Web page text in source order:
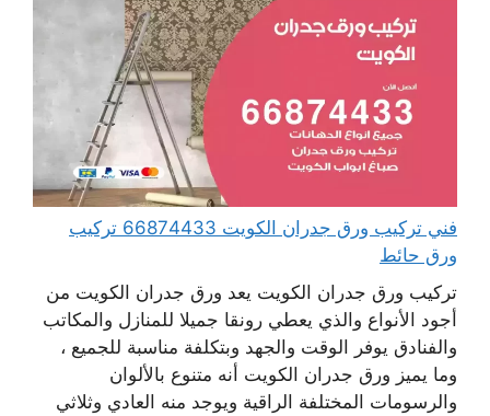
فني تركيب ورق جدران الكويت 66874433 تركيب
ورق حائط
تركيب ورق جدران الكويت يعد ورق جدران الكويت من
أجود الأنواع والذي يعطي رونقا جميلا للمنازل والمكاتب
والفنادق يوفر الوقت والجهد وبتكلفة مناسبة للجميع ،
وما يميز ورق جدران الكويت أنه متنوع بالألوان
والرسومات المختلفة الراقية ويوجد منه العادي وثلاثي